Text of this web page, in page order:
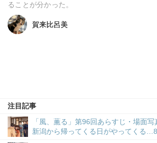
ることが分かった。
賀来比呂美
賀来比呂美
注目記事
「風、薫る」第96回あらすじ・場面
新潟から帰ってくる日がやってくる